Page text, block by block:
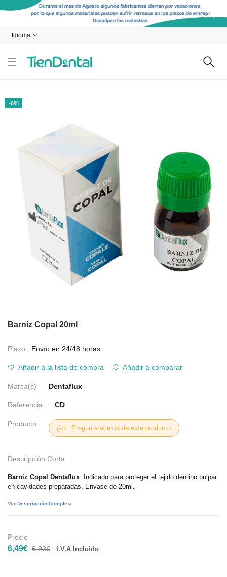
Idioma
-6%
Barniz Copal 20ml
Plazo: Envío en 24/48 horas
Añadir a la lista de compra Añadir a comparar
Marca(s) Dentaflux
Referencia CD
Producto
Pregunta acerca de este producto
Descripción Corta
Barniz Copal Dentaflux. Indicado para proteger el tejido dentino pulpar
en cavidades preparadas. Envase de 20ml.
Ver Descripción Completa
Precio
6,49€ 6,93€ I.V.A Incluido